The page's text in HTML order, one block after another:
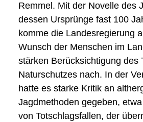
Remmel. Mit der Novelle des
dessen Ursprünge fast 100
komme die Landesregierung
Wunsch der Menschen im
stärken Berücksichtigung des
Naturschutzes nach. In der
hatte es starke Kritik an
Jagdmethoden gegeben,
von Totschlagsfallen, der